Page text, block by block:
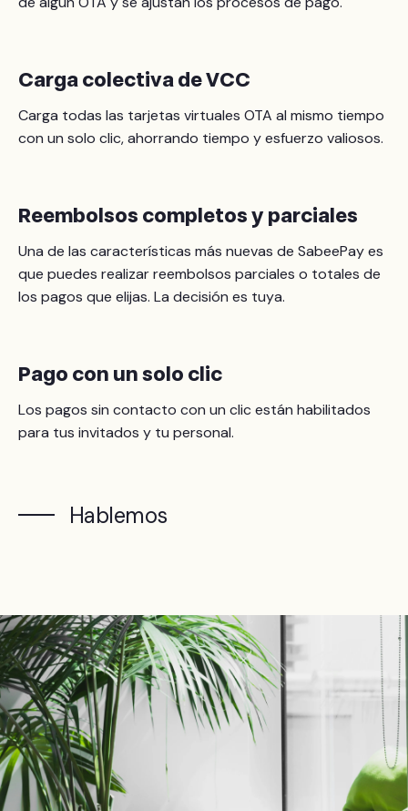
Carga colectiva de VCC
Carga todas las tarjetas virtuales OTA al mismo tiempo
con un solo clic, ahorrando tiempo y esfuerzo valiosos.
Reembolsos completos y parciales
Una de las características más nuevas de SabeePay es
que puedes realizar reembolsos parciales o totales de
los pagos que elijas. La decisión es tuya.
Pago con un solo clic
Los pagos sin contacto con un clic están habilitados
para tus invitados y tu personal.
Hablemos